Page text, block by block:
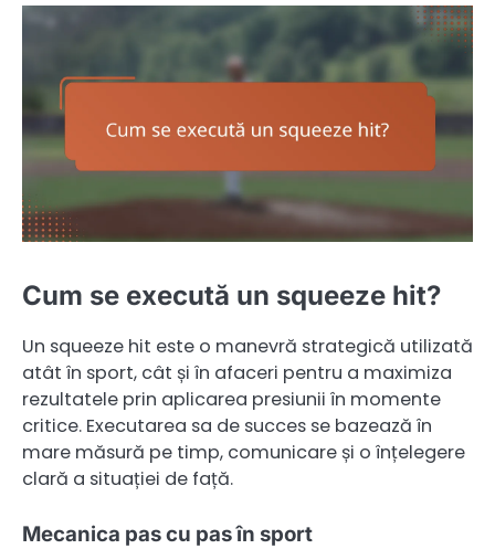
Cum se execută un squeeze hit?
Un squeeze hit este o manevră strategică utilizată
atât în sport, cât și în afaceri pentru a maximiza
rezultatele prin aplicarea presiunii în momente
critice. Executarea sa de succes se bazează în
mare măsură pe timp, comunicare și o înțelegere
clară a situației de față.
Mecanica pas cu pas în sport